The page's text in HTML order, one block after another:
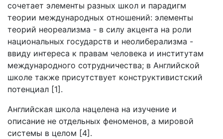
сочетает элементы разных школ и парадигм
теории международных отношений: элементы
теорий неореализма - в силу акцента на роли
национальных государств и неолиберализма -
ввиду интереса к правам человека и институтам
международного сотрудничества; в Английской
школе также присутствует конструктивистский
потенциал [1].
Английская школа нацелена на изучение и
описание не отдельных феноменов, а мировой
системы в целом [4].